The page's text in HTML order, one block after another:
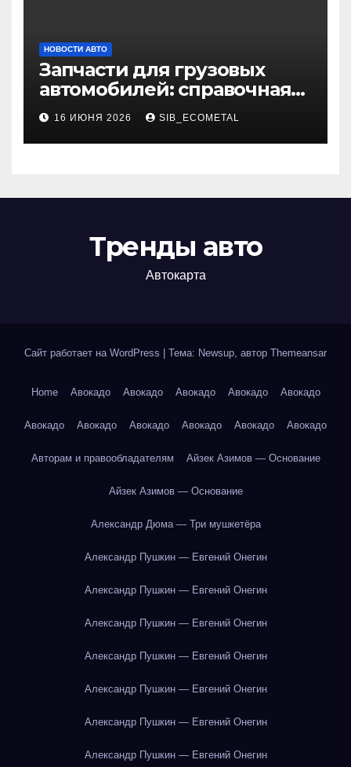
НОВОСТИ АВТО
Запчасти для грузовых
автомобилей: справочная
база по корейским и
японским моделям
16 ИЮНЯ 2026 SIB_ECOMETAL
Тренды авто
Автокарта
Сайт работает на WordPress Тема: Newsup, автор Themeansar
Home Авокадо Авокадо Авокадо Авокадо Авокадо
Авокадо Авокадо Авокадо Авокадо Авокадо Авокадо
Авторам и правообладателям Айзек Азимов — Основание
Айзек Азимов — Основание
Александр Дюма — Три мушкетёра
Александр Пушкин — Евгений Онегин
Александр Пушкин — Евгений Онегин
Александр Пушкин — Евгений Онегин
Александр Пушкин — Евгений Онегин
Александр Пушкин — Евгений Онегин
Александр Пушкин — Евгений Онегин
Александр Пушкин — Евгений Онегин